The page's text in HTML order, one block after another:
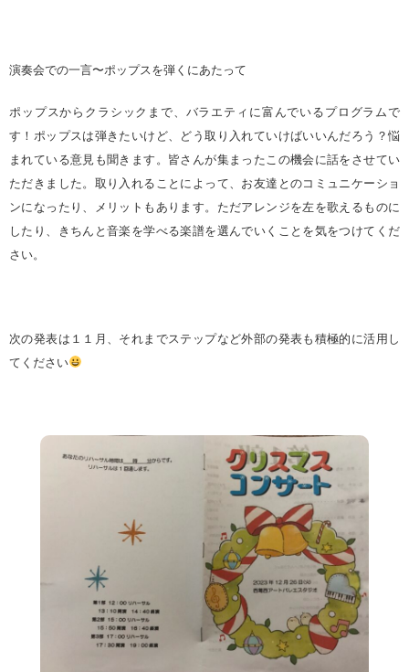
演奏会での一言〜ポップスを弾くにあたって
ポップスからクラシックまで、バラエティに富んでいるプログラムで
す！ポップスは弾きたいけど、どう取り入れていけばいいんだろう？悩
まれている意見も聞きます。皆さんが集まったこの機会に話をさせてい
ただきました。取り入れることによって、お友達とのコミュニケーショ
ンになったり、メリットもあります。ただアレンジを左を歌えるものに
したり、きちんと音楽を学べる楽譜を選んでいくことを気をつけてくだ
さい。
次の発表は１１月、それまでステップなど外部の発表も積極的に活用し
てください